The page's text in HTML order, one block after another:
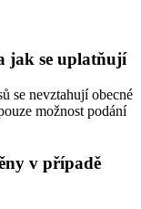
jak se uplatňují
se nevztahují obecné
možnost podání
v případě